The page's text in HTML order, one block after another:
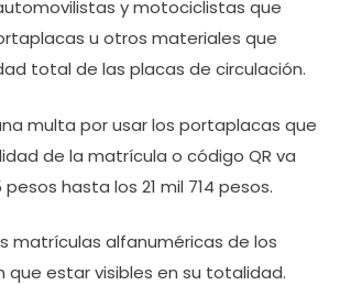
y motociclistas que
u otros materiales que
total de las placas de circulación.
multa por usar los portaplacas que
de la matrícula o código QR va
pesos hasta los 21 mil 714 pesos.
matrículas alfanuméricas de los
que estar visibles en su totalidad.